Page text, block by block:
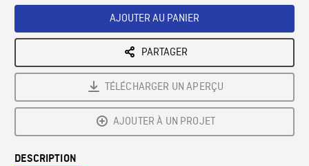
AJOUTER AU PANIER
PARTAGER
TÉLÉCHARGER UN APERÇU
AJOUTER À UN PROJET
DESCRIPTION